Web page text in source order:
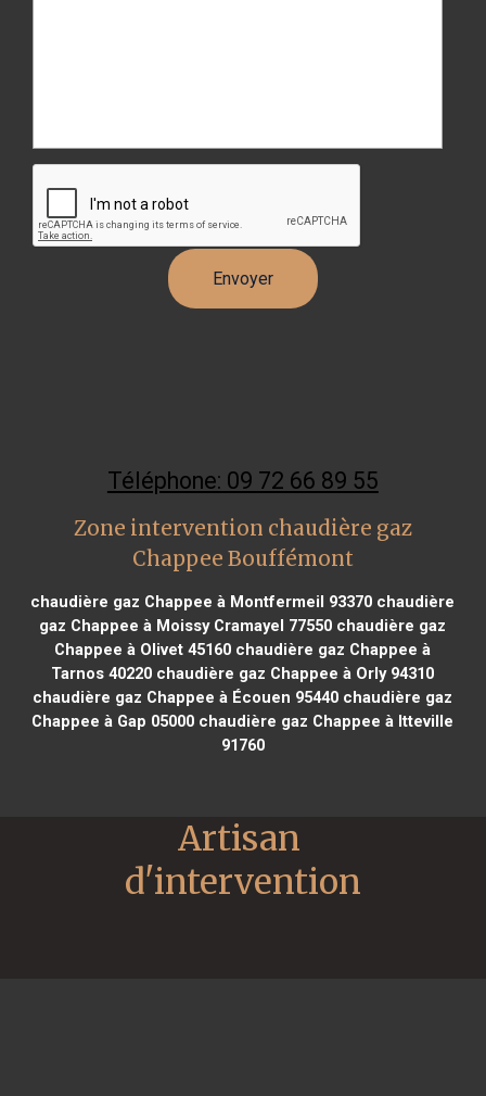
Téléphone: 09 72 66 89 55
Zone intervention chaudière gaz
Chappee Bouffémont
chaudière gaz Chappee à Montfermeil 93370 chaudière
gaz Chappee à Moissy Cramayel 77550 chaudière gaz
Chappee à Olivet 45160 chaudière gaz Chappee à
Tarnos 40220 chaudière gaz Chappee à Orly 94310
chaudière gaz Chappee à Écouen 95440 chaudière gaz
Chappee à Gap 05000 chaudière gaz Chappee à Itteville
91760
Artisan
d'intervention